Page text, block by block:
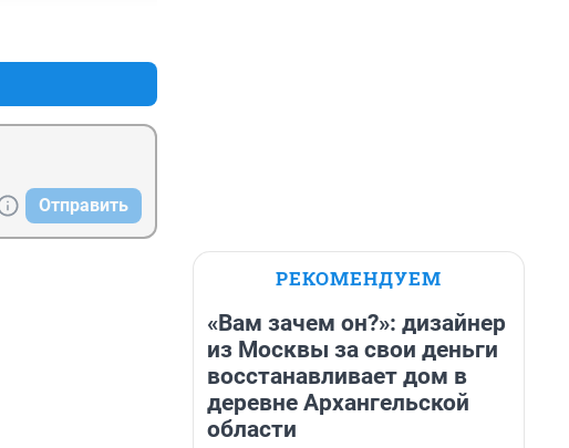
Отправить
РЕКОМЕНДУЕМ
«Вам зачем он?»: дизайнер
из Москвы за свои деньги
восстанавливает дом в
деревне Архангельской
области